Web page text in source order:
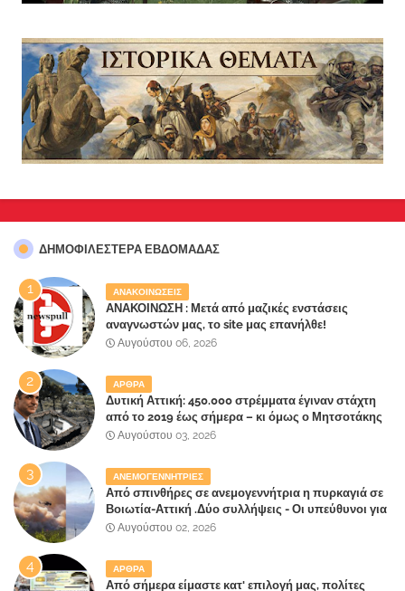
ΔΗΜΟΦΙΛΈΣΤΕΡΑ ΕΒΔΟΜΆΔΑΣ
ΑΝΑΚΟΙΝΩΣΕΙΣ
ΑΝΑΚΟΙΝΩΣΗ : Μετά από μαζικές ενστάσεις
αναγνωστών μας, το site μας επανήλθε!
Αυγούστου 06, 2026
ΑΡΘΡΑ
Δυτική Αττική: 450.000 στρέμματα έγιναν στάχτη
από το 2019 έως σήμερα – κι όμως ο Μητσοτάκης
έλαβε 40% και 45% στις εκλογές του 2023,ενώ 50%
Αυγούστου 03, 2026
ΑΝΕΜΟΓΕΝΝΗΤΡΙΕΣ
Από σπινθήρες σε ανεμογεννήτρια η πυρκαγιά σε
Βοιωτία-Αττική .Δύο συλλήψεις - Οι υπεύθυνοι για
την λάθος διαχείριση της κατάσβεσης θα
Αυγούστου 02, 2026
ΑΡΘΡΑ
Από σήμερα είμαστε κατ' επιλογή μας, πολίτες